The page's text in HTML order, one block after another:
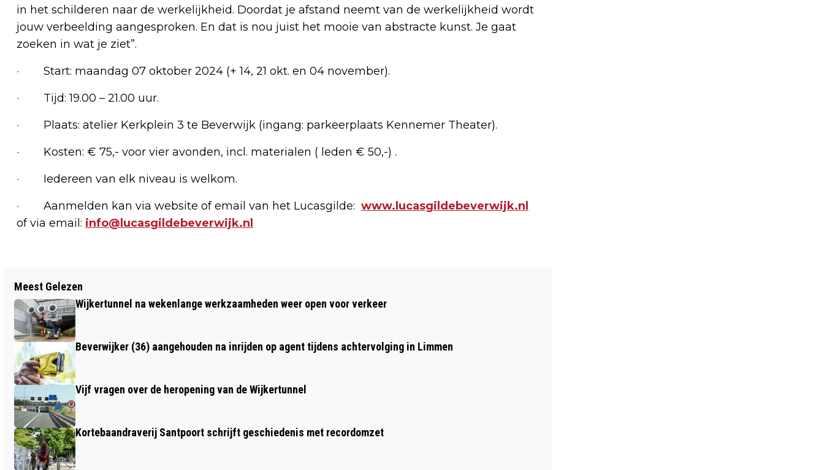
in het schilderen naar de werkelijkheid. Doordat je afstand neemt van de werkelijkheid wordt
jouw verbeelding aangesproken. En dat is nou juist het mooie van abstracte kunst. Je gaat
zoeken in wat je ziet”.
· Start: maandag 07 oktober 2024 (+ 14, 21 okt. en 04 november).
· Tijd: 19.00 – 21.00 uur.
· Plaats: atelier Kerkplein 3 te Beverwijk (ingang: parkeerplaats Kennemer Theater).
· Kosten: € 75,- voor vier avonden, incl. materialen ( leden € 50,-) .
· Iedereen van elk niveau is welkom.
· Aanmelden kan via website of email van het Lucasgilde: www.lucasgildebeverwijk.nl
of via email: info@lucasgildebeverwijk.nl
VIJF AUTO'S BESCHADIGD BIJ
EENZIJDIG ONGEVAL IN JAN
LIGTHARTSTRAAT IN HEEMSKERK
OPENLUCHTBIOSCOOP OP HALVE MAAN
Meest Gelezen
Wijkertunnel na wekenlange werkzaamheden weer open voor verkeer
Beverwijker (36) aangehouden na inrijden op agent tijdens achtervolging in Limmen
Vijf vragen over de heropening van de Wijkertunnel
Kortebaandraverij Santpoort schrijft geschiedenis met recordomzet